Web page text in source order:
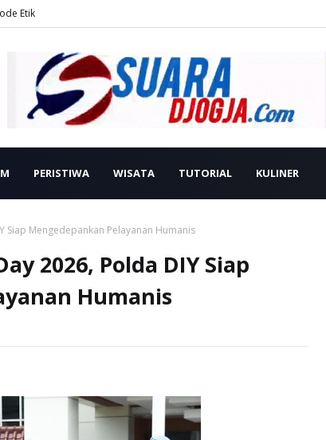
Etik
PERISTIWA WISATA TUTORIAL KULINER
Siap Mengedepankan Pelayanan Humanis
2026, Polda DIY Siap
Humanis